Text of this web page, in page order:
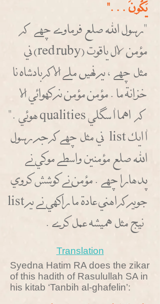
يَكُونَ..."
"رسول الله صلع فرماوسس ححهسس كه
مؤمن لال ياقوت (red ruby) ني
مثل ححهسس، يه نهيطط ملسس الا كه بادشاه نا
خزانة ما. مؤمن مؤمن نه كهوائي الا
كه اهما اْ سككلي qualities هوئي."
اْ ايك list ني مثل ححهسس كه جه رسول
الله صلع مؤمنين واسطسس موكي نسس
ثثدهارا ححهسس. مؤمن نسس كوشش كروي
جويه كه اهني عادة ما راكهي نسس يه list
نيج مثل هميشه عمل كرسس.
Translation
Syedna Hatim RA does the zikar
of this hadith of Rasulullah SA in
his kitab ‘Tanbih al-ghafelin’: